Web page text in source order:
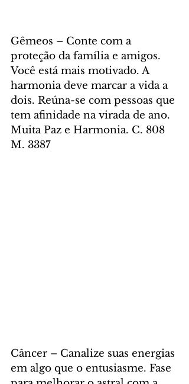
Gêmeos – Conte com a
proteção da família e amigos.
Você está mais motivado. A
harmonia deve marcar a vida a
dois. Reúna-se com pessoas que
tem afinidade na virada de ano.
Muita Paz e Harmonia. C. 808
M. 3387
Câncer – Canalize suas energias
em algo que o entusiasme. Fase